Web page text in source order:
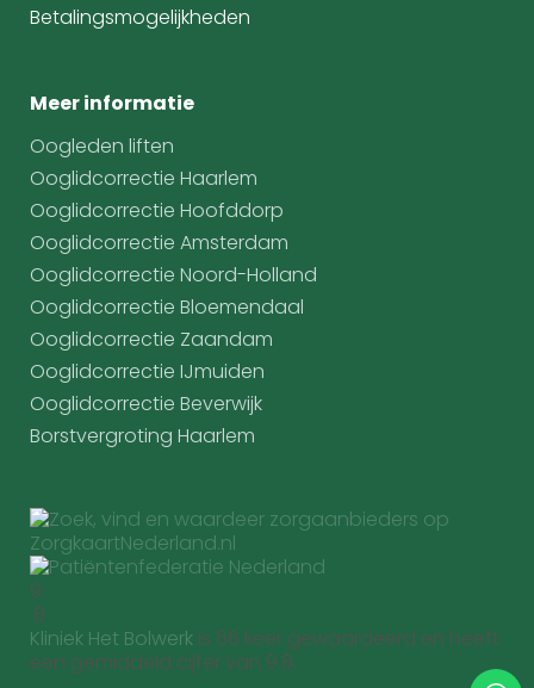
Betalingsmogelijkheden
Meer informatie
Oogleden liften
Ooglidcorrectie Haarlem
Ooglidcorrectie Hoofddorp
Ooglidcorrectie Amsterdam
Ooglidcorrectie Noord-Holland
Ooglidcorrectie Bloemendaal
Ooglidcorrectie Zaandam
Ooglidcorrectie IJmuiden
Ooglidcorrectie Beverwijk
Borstvergroting Haarlem
9
.8
Kliniek Het Bolwerk is 66 keer gewaardeerd en heeft
een gemiddeld cijfer van 9.8.